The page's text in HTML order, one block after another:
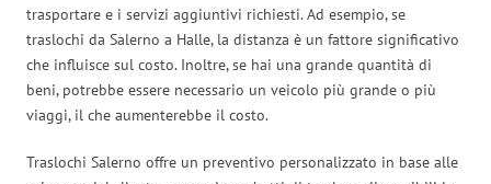
trasportare e i servizi aggiuntivi richiesti. Ad esempio, se
traslochi da Salerno a Halle, la distanza è un fattore significativo
che influisce sul costo. Inoltre, se hai una grande quantità di
beni, potrebbe essere necessario un veicolo più grande o più
viaggi, il che aumenterebbe il costo.
Traslochi Salerno offre un preventivo personalizzato in base alle